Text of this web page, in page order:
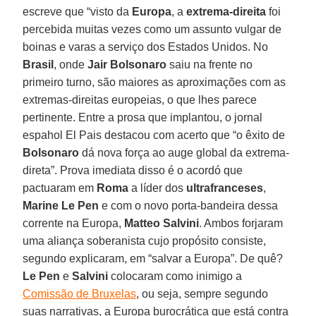
escreve que “visto da Europa, aextrema-direita foi
percebida muitas vezes como um assunto vulgar de
boinas e varas a serviço dos Estados Unidos. No
Brasil , ondeJair Bolsonaro saiu na frente no
primeiro turno, são maiores as aproximações com as
extremas-direitas europeias, o que lhes parece
pertinente. Entre a prosa que implantou, o jornal
espahol El Pais destacou com acerto que “o êxito de
Bolsonaro dá nova força ao auge global da extrema-
direta”. Prova imediata disso é o acordó que
pactuaram em Roma a líder dos ultrafranceses,
Marine Le Pen e com o novo porta-bandeira dessa
corrente na Europa, Matteo Salvini. Ambos forjaram
uma aliança soberanista cujo propósito consiste,
segundo explicaram, em “salvar a Europa”. De quê?
Le Pen eSalvini colocaram como inimigo a
Comissão de Bruxelas, ou seja, sempre segundo
suas narrativas, a Europa burocrática que está contra